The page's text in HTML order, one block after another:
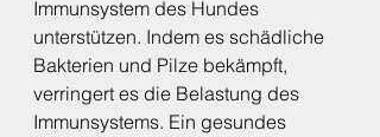
Immunsystem des Hundes
unterstützen. Indem es schädliche
Bakterien und Pilze bekämpft,
verringert es die Belastung des
Immunsystems. Ein gesundes